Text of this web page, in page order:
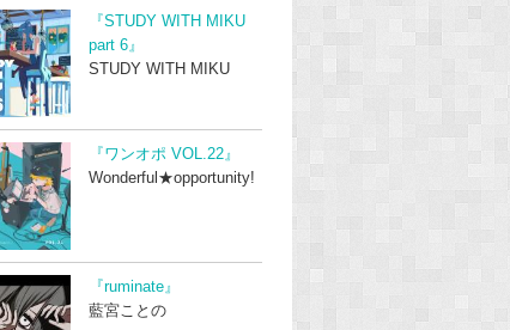
『STUDY WITH MIKU
part 6』
STUDY WITH MIKU
『ワンオポ VOL.22』
Wonderful★opportunity!
『ruminate』
藍宮ことの